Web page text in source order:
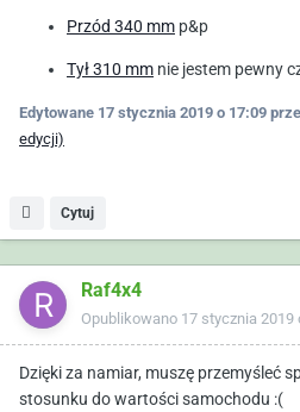
Przód 340 mm p&p
Tył 310 mm nie jestem pewny
Edytowane 17 stycznia 2019 o 17:09
edycji)
Cytuj
Raf4x4
Opublikowano 17 stycznia 2019
Dzięki za namiar, muszę przemyśleć
stosunku do wartości samochodu :(